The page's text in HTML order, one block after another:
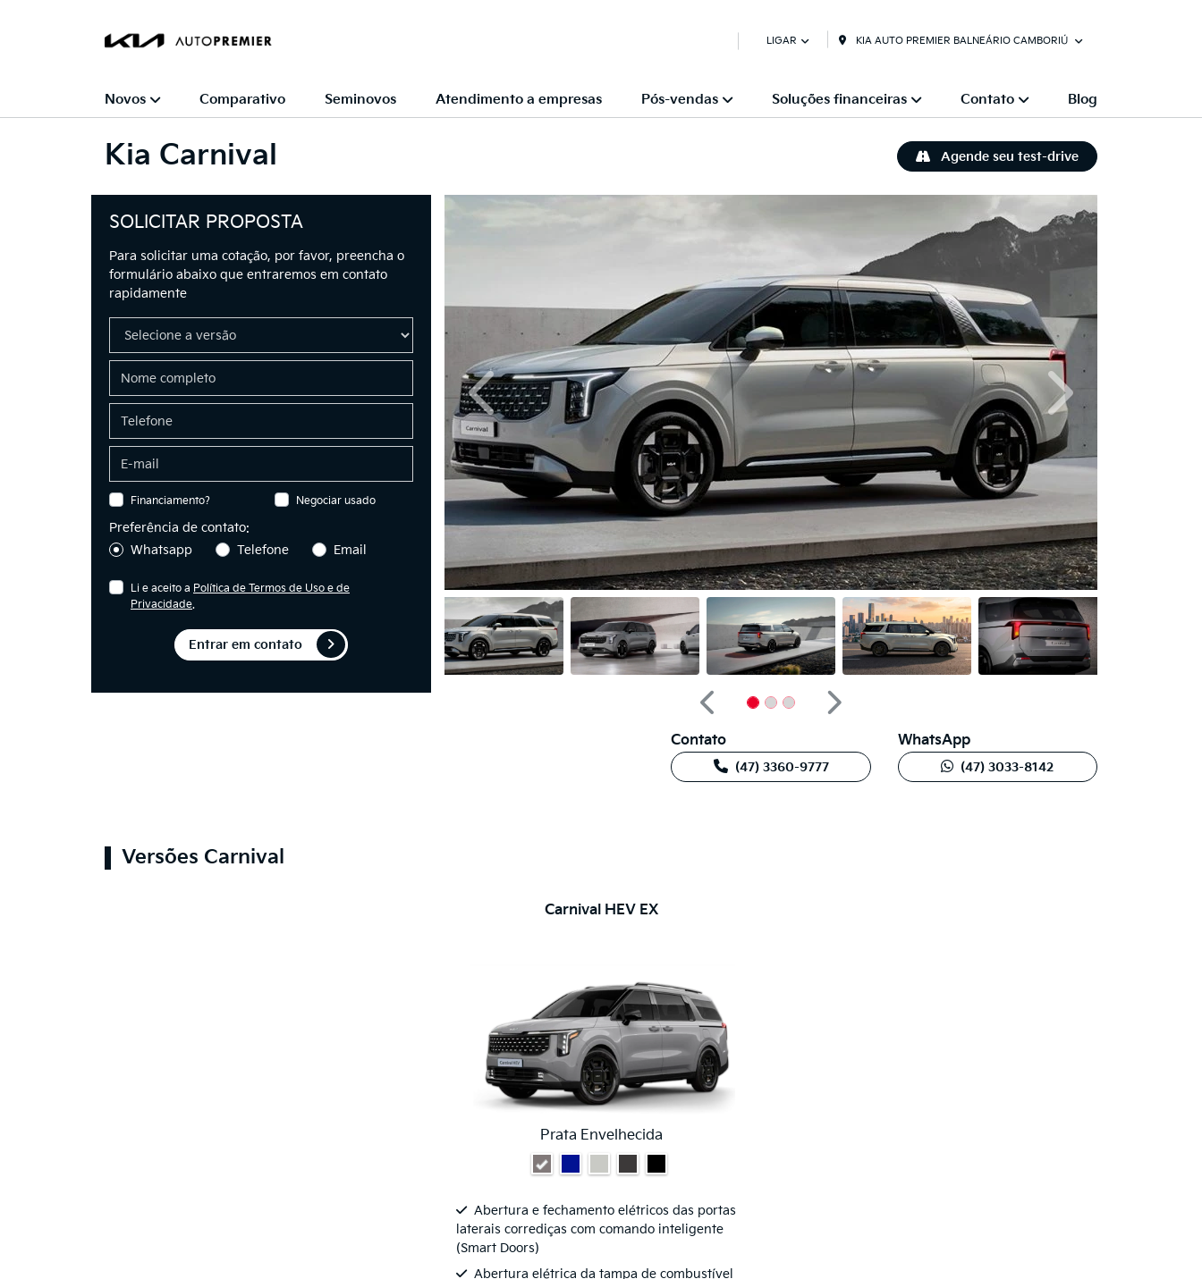
LIGAR KIA AUTO PREMIER BALNEÁRIO CAMBORIÚ
Novos Comparativo Seminovos Atendimento a empresas Pós-vendas Soluções financeiras Contato Blog
Kia Carnival Agende seu test-drive
SOLICITAR PROPOSTA
Para solicitar uma cotação, por favor, preencha o
formulário abaixo que entraremos em contato
rapidamente
Financiamento? Negociar usado
Preferência de contato:
Whatsapp
Telefone Email
Li e aceito a Política de Termos de Uso e de
Privacidade.
Entrar em contato
Anterior Próximo
Anterior
Próximo
Contato
(47) 3360-9777
WhatsApp
(47) 3033-8142
Versões Carnival
Carnival HEV EX
Prata Envelhecida
Abertura e fechamento elétricos das portas
laterais corrediças com comando inteligente
(Smart Doors)
Abertura elétrica da tampa de combustível